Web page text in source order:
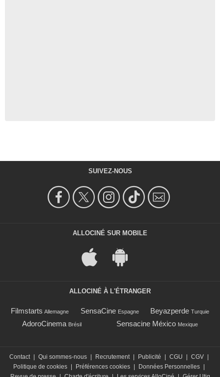
SUIVEZ-NOUS
ALLOCINÉ SUR MOBILE
ALLOCINÉ À L'ÉTRANGER
Filmstarts Allemagne SensaCine Espagne Beyazperde Turquie
AdoroCinema Brésil Sensacine México Mexique
Contact Qui sommes-nous Recrutement Publicité CGU CGV
Politique de cookies
Préférences cookies Données Personnelles